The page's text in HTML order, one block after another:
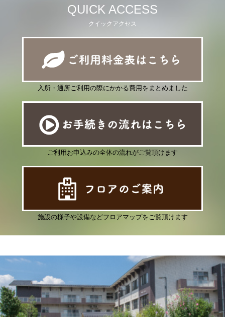
QUICK ACCESS
クイックアクセス
入所・通所ご利用の際にかかる費用をまとめました
ご利用お申込みの全体の流れがご覧頂けます
施設の様子や設備などフロアマップをご覧頂けます